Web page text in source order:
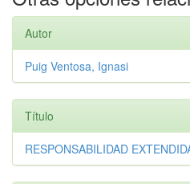
Autor
Puig Ventosa, Ignasi
Título
RESPONSABILIDAD